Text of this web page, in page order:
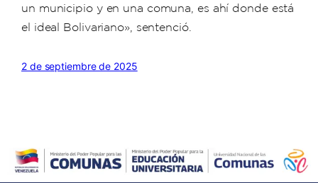
un municipio y en una comuna, es ahí donde está
el ideal Bolivariano», sentenció.
2 de septiembre de 2025